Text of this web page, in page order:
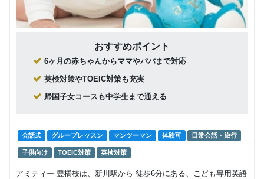
おすすめポイント
6ヶ月の赤ちゃんからママやパパまで対応
英検対策やTOEIC対策も充実
帰国子女コースも中学生まで通える
会話式 グループレッスン マンツーマン 体験可 日常会話・旅行
子供向け TOEIC対策 英検対策
アミティー 豊橋校は、新川駅から 徒歩6分にある、こども専用英語